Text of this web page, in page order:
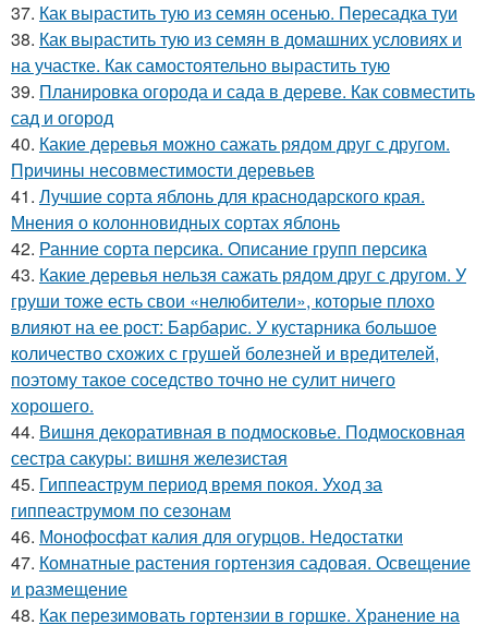
37. Как вырастить тую из семян осенью. Пересадка туи
38. Как вырастить тую из семян в домашних условиях и
на участке. Как самостоятельно вырастить тую
39. Планировка огорода и сада в дереве. Как совместить
сад и огород
40. Какие деревья можно сажать рядом друг с другом.
Причины несовместимости деревьев
41. Лучшие сорта яблонь для краснодарского края.
Мнения о колонновидных сортах яблонь
42. Ранние сорта персика. Описание групп персика
43. Какие деревья нельзя сажать рядом друг с другом. У
груши тоже есть свои «нелюбители», которые плохо
влияют на ее рост: Барбарис. У кустарника большое
количество схожих с грушей болезней и вредителей,
поэтому такое соседство точно не сулит ничего
хорошего.
44. Вишня декоративная в подмосковье. Подмосковная
сестра сакуры: вишня железистая
45. Гиппеаструм период время покоя. Уход за
гиппеаструмом по сезонам
46. Монофосфат калия для огурцов. Недостатки
47. Комнатные растения гортензия садовая. Освещение
и размещение
48. Как перезимовать гортензии в горшке. Хранение на